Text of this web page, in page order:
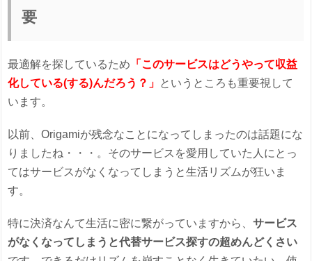
要
最適解を探しているため 「このサービスはどうやって収益
化している(する)んだろう？」 というところも重要視して
います。
以前、Origamiが残念なことになってしまったのは話題にな
りましたね・・・。そのサービスを愛用していた人にとっ
てはサービスがなくなってしまうと生活リズムが狂いま
す。
特に決済なんて生活に密に繋がっていますから、サービス
がなくなってしまうと代替サービス探すの超めんどくさい